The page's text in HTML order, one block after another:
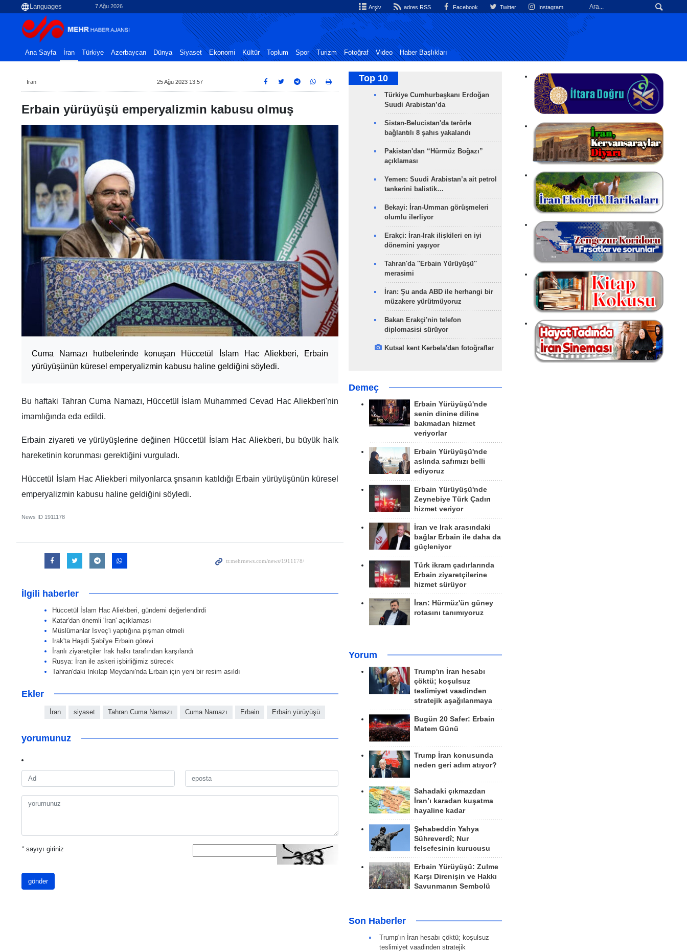
7 Ağu 2026 Arşiv adres RSS Facebook Twitter Instagram
Ana Sayfa İran Türkiye Azerbaycan Dünya Siyaset Ekonomi Kültür Toplum Spor Turizm Fotoğraf Video Haber Başlıkları
İran 25 Ağu 2023 13:57
Erbain yürüyüşü emperyalizmin kabusu olmuş
Cuma Namazı hutbelerinde konuşan Hüccetül İslam Hac Aliekberi, Erbain
yürüyüşünün küresel emperyalizmin kabusu haline geldiğini söyledi.
Bu haftaki Tahran Cuma Namazı, Hüccetül İslam Muhammed Cevad Hac Aliekberi'nin
imamlığında eda edildi.
Erbain ziyareti ve yürüyüşlerine değinen Hüccetül İslam Hac Aliekberi, bu büyük halk
hareketinin korunması gerektiğini vurguladı.
Hüccetül İslam Hac Aliekberi milyonlarca şnsanın katıldığı Erbain yürüyüşünün küresel
emperyalizmin kabusu haline geldiğini söyledi.
News ID 1911178
İlgili haberler
Hüccetül İslam Hac Aliekberi, gündemi değerlendirdi
Katar'dan önemli 'İran' açıklaması
Müslümanlar İsveç'i yaptığına pişman etmeli
Irak'ta Haşdi Şabi'ye Erbain görevi
İranlı ziyaretçiler Irak halkı tarafından karşılandı
Rusya: İran ile askeri işbirliğimiz sürecek
Tahran'daki İnkılap Meydanı'nda Erbain için yeni bir resim asıldı
Ekler
İran siyaset Tahran Cuma Namazı Cuma Namazı Erbain Erbain yürüyüşü
yorumunuz
*sayıyı giriniz
gönder
Top 10
Türkiye Cumhurbaşkanı Erdoğan
Suudi Arabistan’da
Sistan-Belucistan'da terörle
bağlantılı 8 şahıs yakalandı
Pakistan'dan “Hürmüz Boğazı”
açıklaması
Yemen: Suudi Arabistan’a ait petrol
tankerini balistik…
Bekayi: İran-Umman görüşmeleri
olumlu ilerliyor
Erakçi: İran-Irak ilişkileri en iyi
dönemini yaşıyor
Tahran'da ''Erbain Yürüyüşü''
merasimi
İran: Şu anda ABD ile herhangi bir
müzakere yürütmüyoruz
Bakan Erakçi'nin telefon
diplomasisi sürüyor
Kutsal kent Kerbela'dan fotoğraflar
Demeç
Erbain Yürüyüşü'nde
senin dinine diline
bakmadan hizmet
veriyorlar
Erbain Yürüyüşü'nde
aslında safımızı belli
ediyoruz
Erbain Yürüyüşü'nde
Zeynebiye Türk Çadırı
hizmet veriyor
İran ve Irak arasındaki
bağlar Erbain ile daha da
güçleniyor
Türk ikram çadırlarında
Erbain ziyaretçilerine
hizmet sürüyor
İran: Hürmüz'ün güney
rotasını tanımıyoruz
Yorum
Trump'ın İran hesabı
çöktü; koşulsuz
teslimiyet vaadinden
stratejik aşağılanmaya
Bugün 20 Safer: Erbain
Matem Günü
Trump İran konusunda
neden geri adım atıyor?
Sahadaki çıkmazdan
İran’ı karadan kuşatma
hayaline kadar
Şehabeddin Yahya
Sühreverdî; Nur
felsefesinin kurucusu
Erbain Yürüyüşü: Zulme
Karşı Direnişin ve Hakkı
Savunmanın Sembolü
Son Haberler
Trump'ın İran hesabı çöktü; koşulsuz
teslimiyet vaadinden stratejik